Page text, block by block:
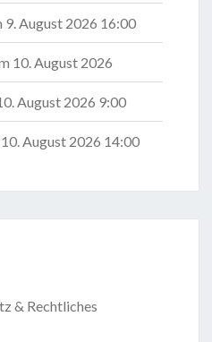
9. August 2026 16:00
10. August 2026
August 2026 9:00
August 2026 14:00
& Rechtliches